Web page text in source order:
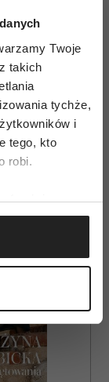
Twoje
takich
tychże,
i
tego, kto
robi.
również:
lokalizacji
kilku metrów
preferencje w
możesz
chwili.